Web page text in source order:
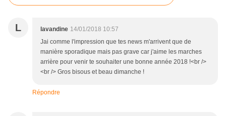
L lavandine 14/01/2018 10:57
Jai comme l'impression que tes news m'arrivent que de
manière sporadique mais pas grave car j'aime les marches
arrière pour venir te souhaiter une bonne année 2018 !<br />
<br /> Gros bisous et beau dimanche !
Répondre